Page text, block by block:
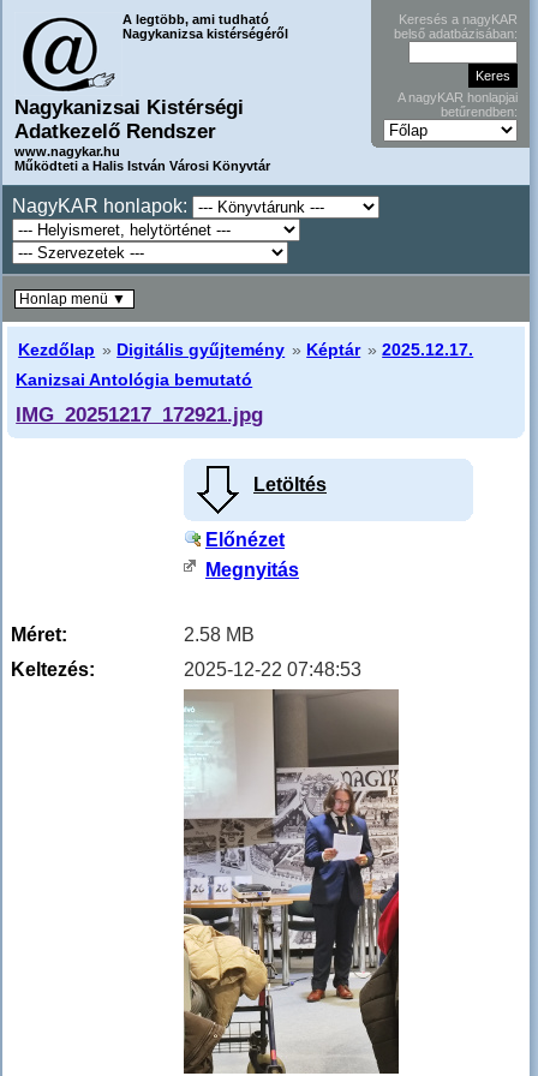
A legtöbb, ami tudható
Nagykanizsa kistérségéről
Nagykanizsai Kistérségi
Adatkezelő Rendszer
www.nagykar.hu
Működteti a Halis István Városi Könyvtár
Keresés a nagyKAR
belső adatbázisában:
A nagyKAR honlapjai
betűrendben:
NagyKAR honlapok:
Kezdőlap » Digitális gyűjtemény » Képtár »2025.12.17.
Kanizsai Antológia bemutató
IMG_20251217_172921.jpg
Letöltés
Előnézet
Megnyitás
Méret:
2.58 MB
Keltezés:
2025-12-22 07:48:53
Honlap menü ▼